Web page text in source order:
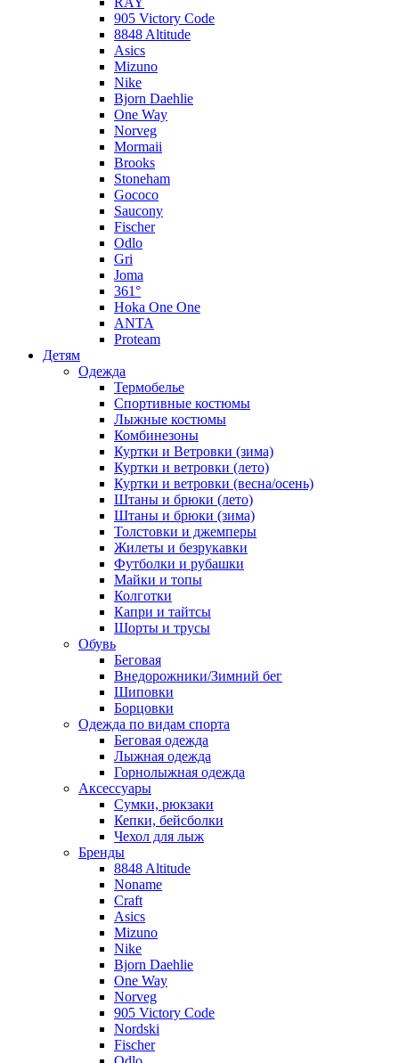
905 Victory Code
8848 Altitude
Asics
Mizuno
Nike
Bjorn Daehlie
One Way
Norveg
Mormaii
Brooks
Stoneham
Gococo
Saucony
Fischer
Odlo
Gri
Joma
361°
Hoka One One
ANTA
Proteam
Детям
Одежда
Термобелье
Спортивные костюмы
Лыжные костюмы
Комбинезоны
Куртки и Ветровки (зима)
Куртки и ветровки (лето)
Куртки и ветровки (весна/осень)
Штаны и брюки (лето)
Штаны и брюки (зима)
Толстовки и джемперы
Жилеты и безрукавки
Футболки и рубашки
Майки и топы
Колготки
Капри и тайтсы
Шорты и трусы
Обувь
Беговая
Внедорожники/Зимний бег
Шиповки
Борцовки
Одежда по видам спорта
Беговая одежда
Лыжная одежда
Горнолыжная одежда
Аксессуары
Сумки, рюкзаки
Кепки, бейсболки
Чехол для лыж
Бренды
8848 Altitude
Noname
Craft
Asics
Mizuno
Nike
Bjorn Daehlie
One Way
Norveg
905 Victory Code
Nordski
Fischer